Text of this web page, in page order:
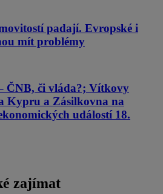
padají. Evropské i
mít problémy
ČNB, či vláda?; Vítkovy
Kypru a Zásilkovna na
událostí 18.
zajímat